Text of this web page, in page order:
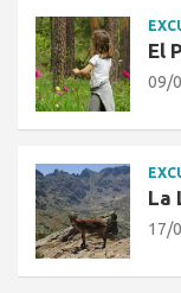
El
09/
La
17/